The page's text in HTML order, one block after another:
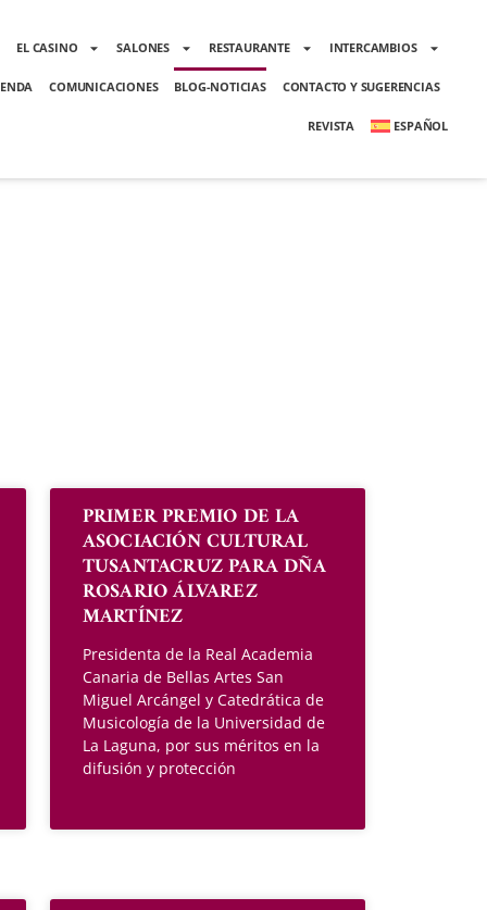
EL CASINO SALONES RESTAURANTE INTERCAMBIOS
COMUNICACIONES BLOG-NOTICIAS CONTACTO Y SUGERENCIAS
REVISTA ESPAÑOL
PRIMER PREMIO DE LA
ASOCIACIÓN CULTURAL
TUSANTACRUZ PARA DÑA
ROSARIO ÁLVAREZ
MARTÍNEZ
Presidenta de la Real Academia
Canaria de Bellas Artes San
Miguel Arcángel y Catedrática de
Musicología de la Universidad de
La Laguna, por sus méritos en la
difusión y protección